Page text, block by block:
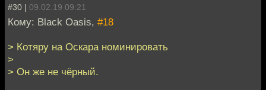
#30 | 09.02.19 09:21
Кому: Black Oasis, #18
> Котяру на Оскара номинировать
>
> Он же не чёрный.